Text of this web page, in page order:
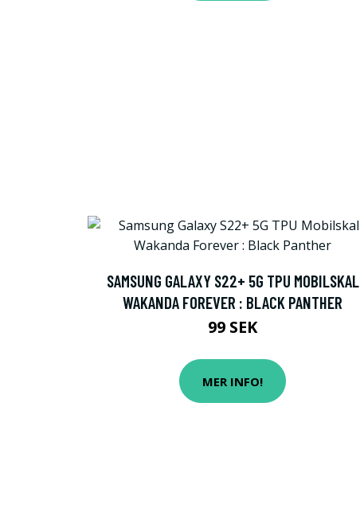
SAMSUNG GALAXY S22+ 5G TPU MOBILSKAL
WAKANDA FOREVER : BLACK PANTHER
99 SEK
MER INFO!